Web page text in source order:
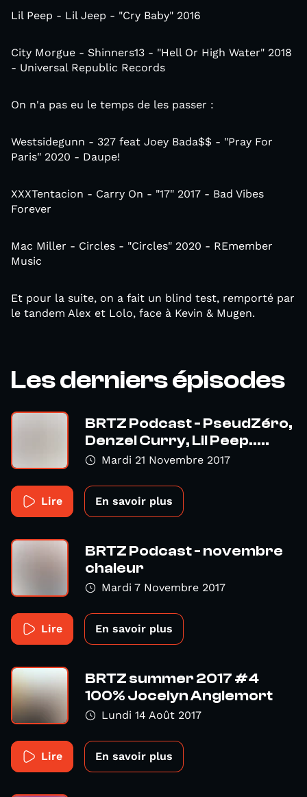
Lil Peep - Lil Jeep - "Cry Baby" 2016
City Morgue - Shinners13 - "Hell Or High Water" 2018
- Universal Republic Records ‎
On n'a pas eu le temps de les passer :
Westsidegunn - 327 feat Joey Bada$$ - "Pray For
Paris" 2020 - Daupe!
XXXTentacion - Carry On - "17" 2017 - Bad Vibes
Forever
Mac Miller - Circles - "Circles" 2020 - REmember
Music
Et pour la suite, on a fait un blind test, remporté par
le tandem Alex et Lolo, face à Kevin & Mugen.
Les derniers épisodes
BRTZ Podcast - PseudZéro,
Denzel Curry, Lil Peep.....
Mardi 21 Novembre 2017
Lire En savoir plus
BRTZ Podcast - novembre
chaleur
Mardi 7 Novembre 2017
Lire En savoir plus
BRTZ summer 2017 #4
100% Jocelyn Anglemort
Lundi 14 Août 2017
Lire En savoir plus